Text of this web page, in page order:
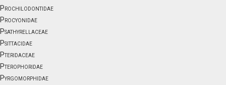
Prochilodontidae
Procyonidae
Psathyrellaceae
Psittacidae
Pteridaceae
Pterophoridae
Pyrgomorphidae